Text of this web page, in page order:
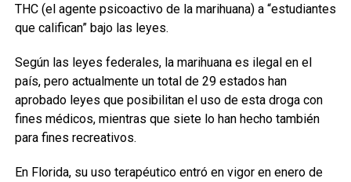
THC (el agente psicoactivo de la marihuana) a “estudiantes
que califican” bajo las leyes.
Según las leyes federales, la marihuana es ilegal en el
país, pero actualmente un total de 29 estados han
aprobado leyes que posibilitan el uso de esta droga con
fines médicos, mientras que siete lo han hecho también
para fines recreativos.
En Florida, su uso terapéutico entró en vigor en enero de